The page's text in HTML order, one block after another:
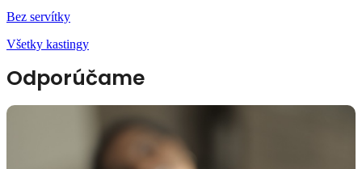
Bez servítky
Všetky kastingy
Odporúčame